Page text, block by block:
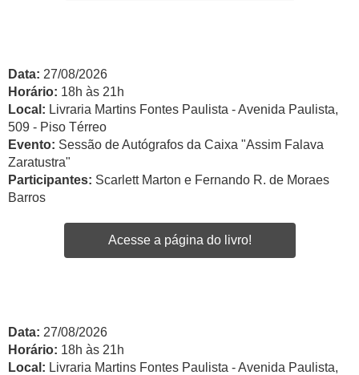
Data: 27/08/2026
Horário: 18h às 21h
Local: Livraria Martins Fontes Paulista - Avenida Paulista,
509 - Piso Térreo
Evento: Sessão de Autógrafos da Caixa "Assim Falava
Zaratustra"
Participantes: Scarlett Marton e Fernando R. de Moraes
Barros
Acesse a página do livro!
Data: 27/08/2026
Horário: 18h às 21h
Local: Livraria Martins Fontes Paulista - Avenida Paulista,